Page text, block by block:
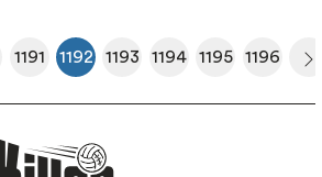
Página
1191
Página actual
1192 1193 1194 1195
Página
1196